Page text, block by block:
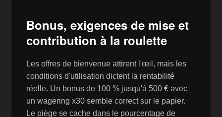
Bonus, exigences de mise et
contribution à la roulette
Les offres de bienvenue attirent l'œil, mais les
conditions d'utilisation dictent la rentabilité
réelle. Un bonus de 100 % jusqu'à 500 € avec
un wagering x30 semble correct sur le papier.
Le piège se cache dans le pourcentage de